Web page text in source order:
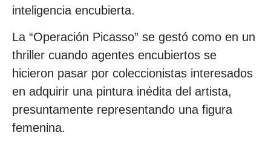
inteligencia encubierta.
La “Operación Picasso” se gestó como en un
thriller cuando agentes encubiertos se
hicieron pasar por coleccionistas interesados
en adquirir una pintura inédita del artista,
presuntamente representando una figura
femenina.